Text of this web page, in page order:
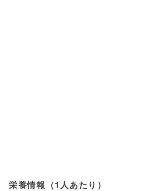
栄養情報（1人あたり）